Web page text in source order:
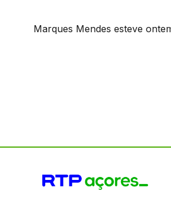
Marques Mendes esteve